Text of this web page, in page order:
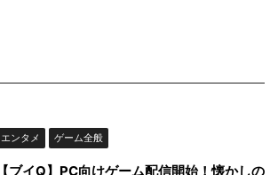
エンタメ ゲーム全般
【ブイQ】PC向けゲーム配信開始！懐かしの